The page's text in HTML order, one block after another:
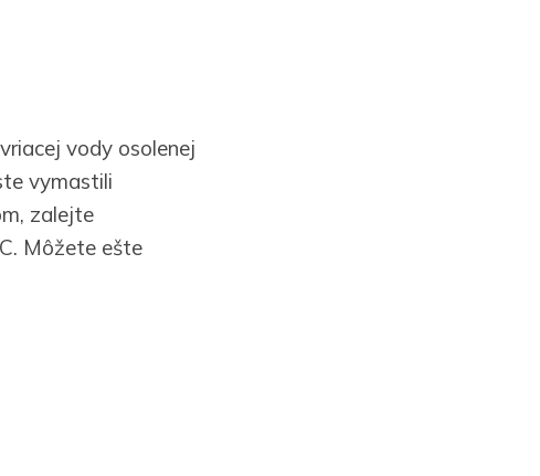
vody osolenej
vymastili
zalejte
Môžete ešte